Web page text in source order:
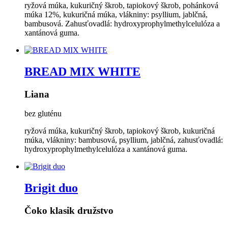
ryžová múka, kukuričný škrob, tapiokový škrob, pohánková
múka 12%, kukuričná múka, vlákniny: psyllium, jablčná,
bambusová. Zahusťovadlá: hydroxyprophylmethylcelulóza a
xantánová guma.
BREAD MIX WHITE
Liana
bez gluténu
ryžová múka, kukuričný škrob, tapiokový škrob, kukuričná
múka, vlákniny: bambusová, psyllium, jablčná, zahusťovadlá:
hydroxyprophylmethylcelulóza a xantánová guma.
Brigit duo
Čoko klasik družstvo